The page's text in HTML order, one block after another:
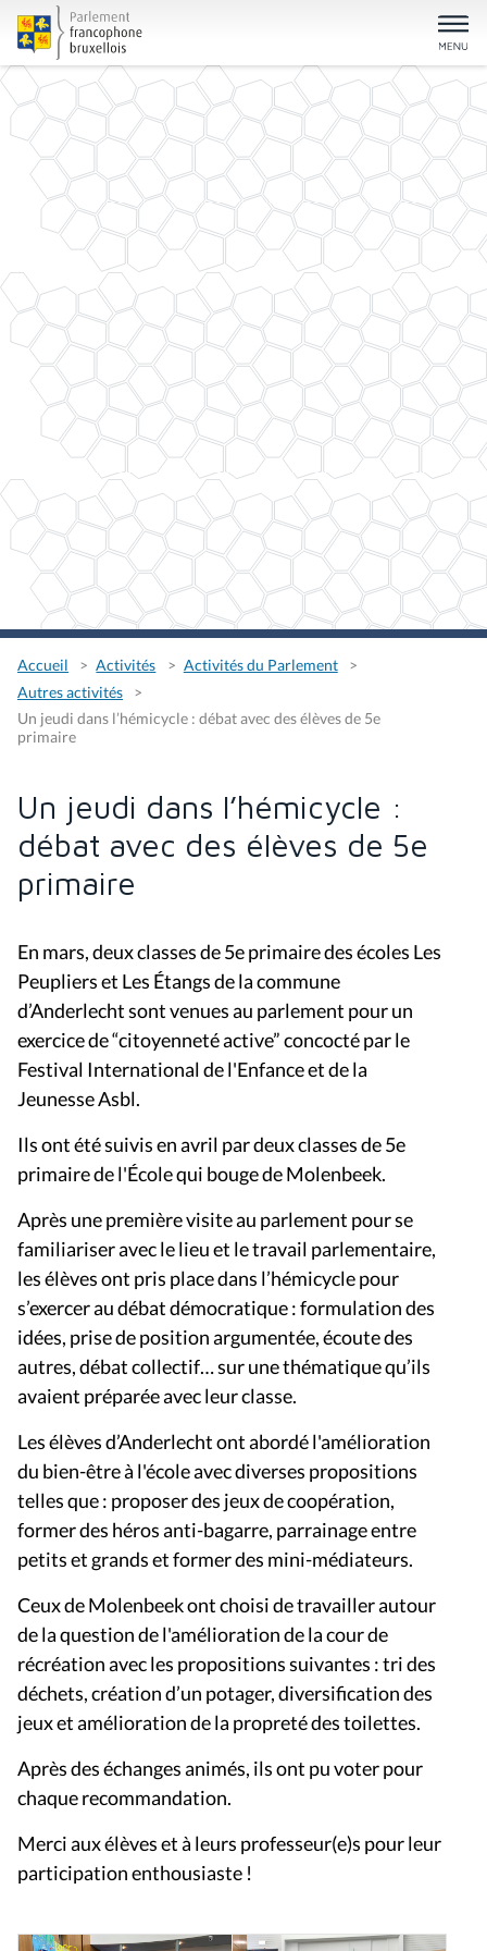
Accueil Activités
Activités du Parlement
Autres activités
Un jeudi dans l’hémicycle : débat avec des élèves de 5e
primaire
Un jeudi dans l’hémicycle :
débat avec des élèves de 5e
primaire
En mars, deux classes de5e primaire des écoles Les
Peupliers et Les Étangs de la commune
d’Anderlecht sont venues au parlement pour un
exercice de “citoyenneté active” concocté par le
Festival International de l'Enfance et de la
Jeunesse Asbl.
Ils ont été suivis en avril par deux classes de 5e
primaire de l'École qui bouge de Molenbeek.
Après une première visite au parlement pour se
familiariser avec le lieu et le travail parlementaire,
les élèves ont pris place dans l’hémicycle pour
s’exercer au débat démocratique : formulation des
idées, prise de position argumentée, écoute des
autres, débat collectif… sur une thématique qu’ils
avaient préparée avec leur classe.
Les élèves d’Anderlecht ont abordé l'amélioration
du bien-être à l'école avec diverses propositions
telles que : proposer des jeux de coopération,
former des héros anti-bagarre, parrainage entre
petits et grands et former des mini-médiateurs.
Ceux de Molenbeek ont choisi de travailler autour
de la question de l'amélioration de la cour de
récréation avec les propositions suivantes : tri des
déchets, création d’un potager, diversification des
jeux et amélioration de la propreté des toilettes.
Après des échanges animés, ils ont pu voter pour
chaque recommandation.
Merci aux élèves et à leurs professeur(e)s pour leur
participation enthousiaste !